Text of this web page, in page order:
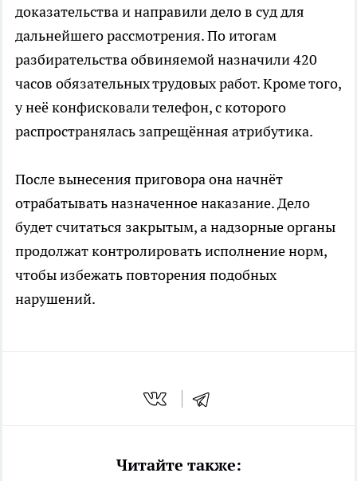
доказательства и направили дело в суд для
дальнейшего рассмотрения. По итогам
разбирательства обвиняемой назначили 420
часов обязательных трудовых работ. Кроме того,
у неё конфисковали телефон, с которого
распространялась запрещённая атрибутика.
После вынесения приговора она начнёт
отрабатывать назначенное наказание. Дело
будет считаться закрытым, а надзорные органы
продолжат контролировать исполнение норм,
чтобы избежать повторения подобных
нарушений.
Читайте также: